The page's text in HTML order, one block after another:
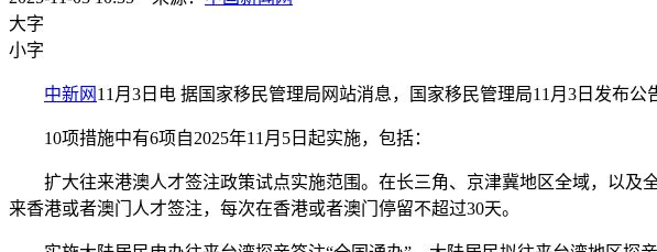
大字
小字
中新网 11月3日电 据国家移民管理局网站消息，国家移民管理局11月3日发布
10项措施中有6项自2025年11月5日起实施，包括：
扩大往来港澳人才签注政策试点实施范围。在长三角、京津冀地区全域，以及
来香港或者澳门人才签注，每次在香港或者澳门停留不超过30天。